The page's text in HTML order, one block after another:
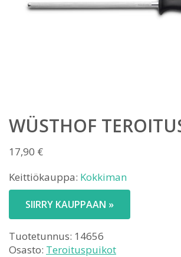
WÜSTHOF
17,90 €
Keittiökauppa: Kokkiman
SIIRRY KAUPPAAN »
Tuotetunnus: 14656
Osasto: Teroituspuikot